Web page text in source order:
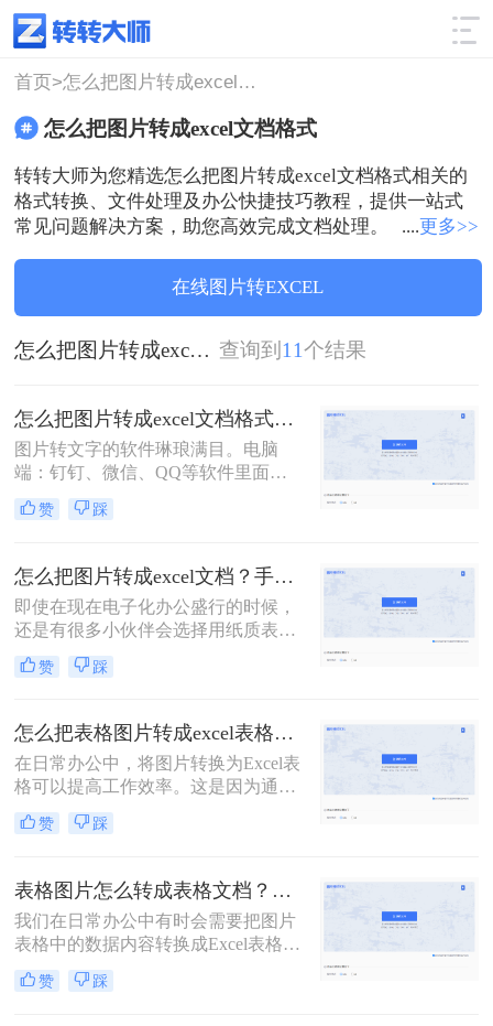
使用技巧 筛选
首页> 怎么把图片转成excel文档格式
怎么把图片转成excel文档格式
转转大师为您精选怎么把图片转成excel文档格式相关的
格式转换、文件处理及办公快捷技巧教程，提供一站式
常见问题解决方案，助您高效完成文档处理。
....更多>>
在线图片转EXCEL
怎么把图片转成excel文档格式 查询到 11个结果
怎么把图片转成excel文档格式？教你几步轻松转换
图片转文字的软件琳琅满目。电脑
端：钉钉、微信、QQ等软件里面都
集成了识图功能；手机端：智能手机
自带识图功能也很方便。虽然图片转
格却有些棘手。转换后的效果惨不忍
睹，还要一行一行进行数据核对，还
不如手动输入。今天给各位小伙伴分
享怎么把图片转成excel文档格式？操
作起来很快捷方便，只需几个步骤即
可实现免费图片转表格的功能。
赞 踩
怎么把图片转成excel文档？手把手教你在线转换
即使在现在电子化办公盛行的时候，
还是有很多小伙伴会选择用纸质表格
来进行数据统计；可还是因为电子化
办公需要后期还需要将表格整理为电
入当然不是一个好办法，这时我们可
以借助一些工具，来将纸质表格拍成
图片，然后再将图片转Excel；那我们
今天就来介绍怎么把图片转成excel文
档的方法吧！
赞 踩
怎么把表格图片转成excel表格？两个方法教会你！
在日常办公中，将图片转换为Excel表
格可以提高工作效率。这是因为通过
转换图片，您可以将表格中的数据直
接输入到Excel中，从而避免手动输入
可以进行编辑和格式化，使其更具可
读性和专业性。因此，在处理大量数
据时，将图片转换为Excel表格将会是
一个非常有用的工具。以下是怎么把
表格图片转成excel表格工具了，一起
看看吧！
赞 踩
表格图片怎么转成表格文档？这3个免费方法赶紧收藏！
我们在日常办公中有时会需要把图片
表格中的数据内容转换成Excel表格数
据，很多小伙伴遇到这种情况，可能
会把图片上的表格数据手动输入到
赞 踩